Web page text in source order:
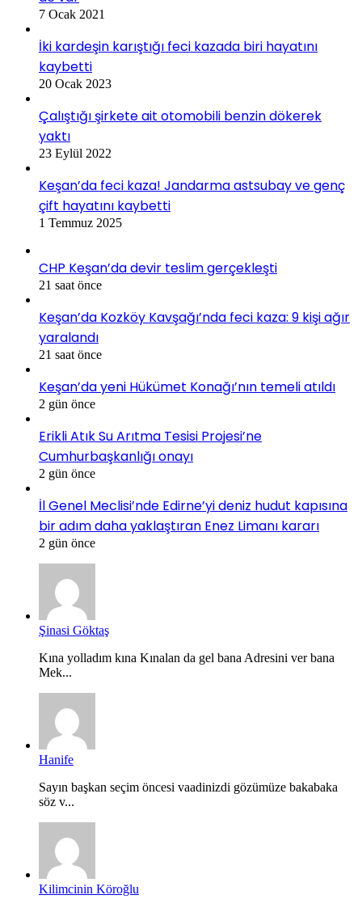
7 Ocak 2021
İki kardeşin karıştığı feci kazada biri hayatını
kaybetti
20 Ocak 2023
Çalıştığı şirkete ait otomobili benzin dökerek
yaktı
23 Eylül 2022
Keşan’da feci kaza! Jandarma astsubay ve genç
çift hayatını kaybetti
1 Temmuz 2025
CHP Keşan’da devir teslim gerçekleşti
21 saat önce
Keşan’da Kozköy Kavşağı’nda feci kaza: 9 kişi ağır
yaralandı
21 saat önce
Keşan’da yeni Hükümet Konağı’nın temeli atıldı
2 gün önce
Erikli Atık Su Arıtma Tesisi Projesi’ne
Cumhurbaşkanlığı onayı
2 gün önce
İl Genel Meclisi’nde Edirne’yi deniz hudut kapısına
bir adım daha yaklaştıran Enez Limanı kararı
2 gün önce
Şinasi Göktaş
Kına yolladım kına Kınalan da gel bana Adresini ver bana
Mek...
Hanife
Sayın başkan seçim öncesi vaadinizdi gözümüze bakabaka
söz v...
Kilimcinin Köroğlu